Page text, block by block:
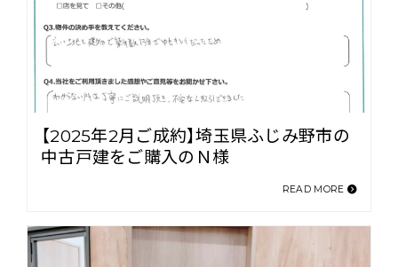
【2025年2月ご成約】埼玉県ふじみ野市の
中古戸建をご購入のＮ様
READ MORE